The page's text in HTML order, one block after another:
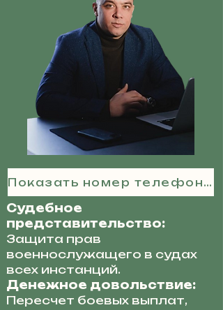
Показать номер телефона
Судебное
представительство:
Защита прав
военнослужащего в судах
всех инстанций.
Денежное довольствие:
Пересчет боевых выплат,